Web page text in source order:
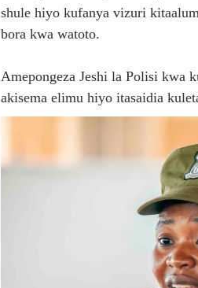
shule hiyo kufanya vizuri
bora kwa watoto.
Amepongeza Jeshi la Polisi kwa
akisema elimu hiyo itasaidia